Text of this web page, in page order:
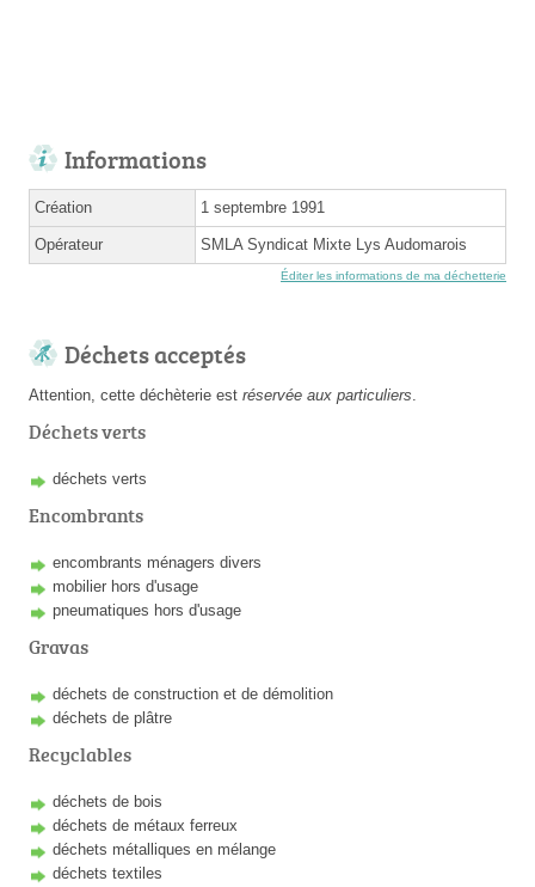
Informations
Création 1 septembre 1991
Opérateur SMLA Syndicat Mixte Lys Audomarois
Éditer les informations de ma déchetterie
Déchets acceptés
Attention, cette déchèterie est réservée aux particuliers.
Déchets verts
déchets verts
Encombrants
encombrants ménagers divers
mobilier hors d'usage
pneumatiques hors d'usage
Gravas
déchets de construction et de démolition
déchets de plâtre
Recyclables
déchets de bois
déchets de métaux ferreux
déchets métalliques en mélange
déchets textiles